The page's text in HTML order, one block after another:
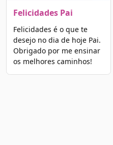
Felicidades Pai
Felicidades é o que te
desejo no dia de hoje Pai.
Obrigado por me ensinar
os melhores caminhos!